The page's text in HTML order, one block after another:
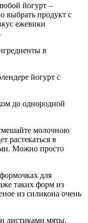
йогурт –
выбрать продукт с
ежевики
в
йогурт с
до однородной
молочною
растекаться в
Можно просто
для
таких форм из
из силикона очень
листиками мяты.